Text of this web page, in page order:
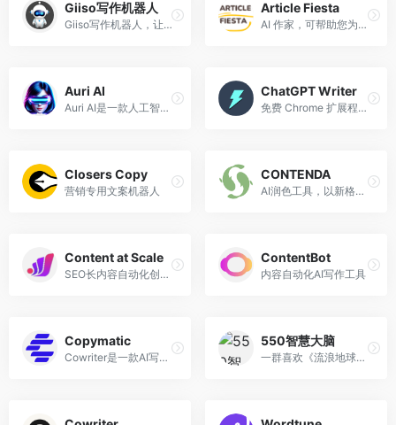
Giiso写作机器人
Giiso写作机器人，让写作更简单
Article Fiesta
AI 作家，可帮助您为您的网站或博客创建文章。
Auri AI
Auri AI是一款人工智能写作助手App
ChatGPT Writer
免费 Chrome 扩展程序，使用 ChatGPT AI 生成电子邮件和消息。
Closers Copy
营销专用文案机器人
CONTENDA
AI润色工具，以新格式重新构想您的内容
Content at Scale
SEO长内容自动化创作平台
ContentBot
内容自动化AI写作工具
Copymatic
Cowriter是一款AI写作工具，可以通过为你生成内容来帮助你加快写作速度和激发写作灵感。
550智慧大脑
一群喜欢《流浪地球》朋友做的AI产品，目前支持人机交互对话。